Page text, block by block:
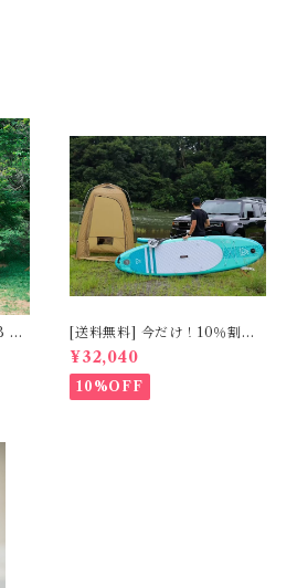
Ta
[送料無料] 今だけ！10％割引
実施中！TNCプライベートシ
ェルター（Private Shelter）
簡易更衣＆トイレテント（Co
mpact Changing & Toilet T
¥32,040
10%OFF